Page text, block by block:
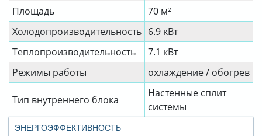
Площадь
70 м²
Холодопроизводительность 6.9 кВт
Теплопроизводительность
7.1 кВт
Режимы работы
охлаждение / обогрев
Тип внутреннего блока
Настенные сплит
системы
ЭНЕРГОЭФФЕКТИВНОСТЬ